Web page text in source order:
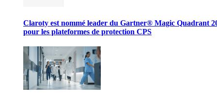
Claroty est nommé leader du Gartner® Magic Quadrant
pour les plateformes de protection CPS